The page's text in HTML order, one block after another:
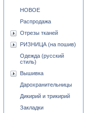
НОВОЕ
Распродажа
Отрезы тканей
РИЗНИЦА (на пошив)
Одежда (русский
стиль)
Вышивка
Дарохранительницы
Дикирий и трикирий
Закладки